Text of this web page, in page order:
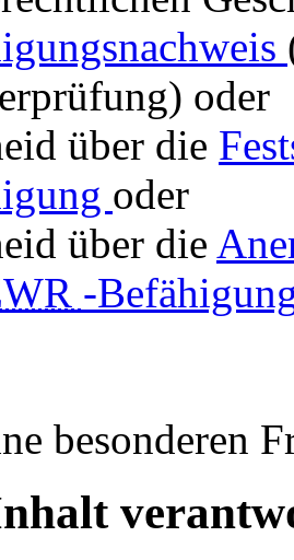
oder
über die
oder
über die
-
besonderen